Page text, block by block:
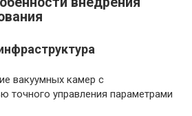
вакуумных камер с
точного управления параметрами